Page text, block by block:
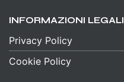
INFORMAZIONI LEGALI
Privacy Policy
Cookie Policy